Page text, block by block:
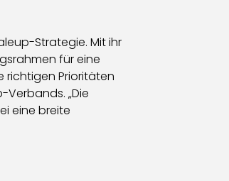
Strategie. Mit ihr
für eine
richtigen Prioritäten
„Die
eine breite